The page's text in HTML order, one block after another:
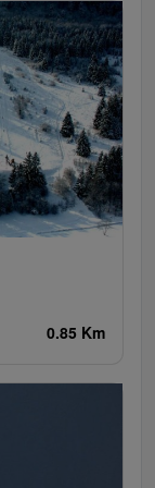
masażu na
Bystriańska
JUH -
0.85 Km